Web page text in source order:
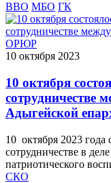
ВВО МБО ГК
10 октября 2023
10 октября
сотрудничестве
Адыгейской
10 октября 2023 года
сотрудничестве в
патриотического
СКО